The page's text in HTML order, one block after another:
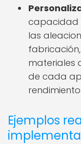
capacidad
las
materiales
de cada
Ejemplos